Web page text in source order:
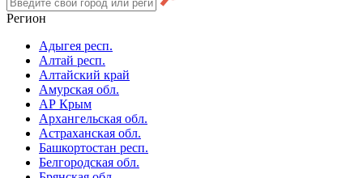
Регион
Адыгея респ.
Алтай респ.
Алтайский край
Амурская обл.
АР Крым
Архангельская обл.
Астраханская обл.
Башкортостан респ.
Белгородская обл.